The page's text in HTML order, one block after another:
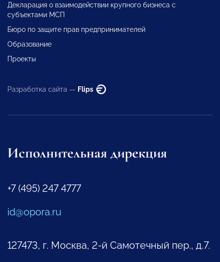
Декларация о взаимодействии крупного бизнеса с
субъектами МСП
Бюро по защите прав предпринимателей
Образование
Проекты
Разработка сайта — Flips
Исполнительная дирекция
+7 (495) 247 4777
id@opora.ru
127473, г. Москва, 2-й Самотечный пер., д.7.